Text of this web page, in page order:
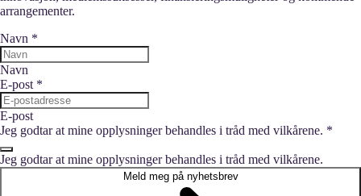
arrangementer.
Navn *
Navn
E-post*
E-post
Jeg godtar at mine opplysninger behandles i tråd med vilkårene. *
Jeg godtar at mine opplysninger behandles i tråd med vilkårene.
Meld meg på nyhetsbrev